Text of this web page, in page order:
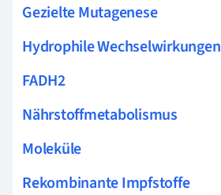
Gezielte Mutagenese
Hydrophile Wechselwirkungen
FADH2
Nährstoffmetabolismus
Moleküle
Rekombinante Impfstoffe